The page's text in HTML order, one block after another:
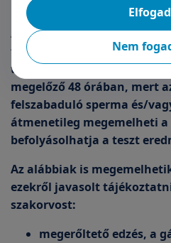
előtt
A PSA vizsgálat előtt nem
folyadékfogyasztási
tevékenységet azonban
megelőző 48 órában, mert
felszabaduló sperma és/
átmenetileg megemelheti a
befolyásolhatja a teszt
Az alábbiak is
ezekről javasolt
szakorvost:
megerőltető edzés, a
Nem